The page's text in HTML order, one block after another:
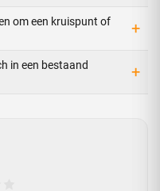
om een kruispunt of
+
in een bestaand
+